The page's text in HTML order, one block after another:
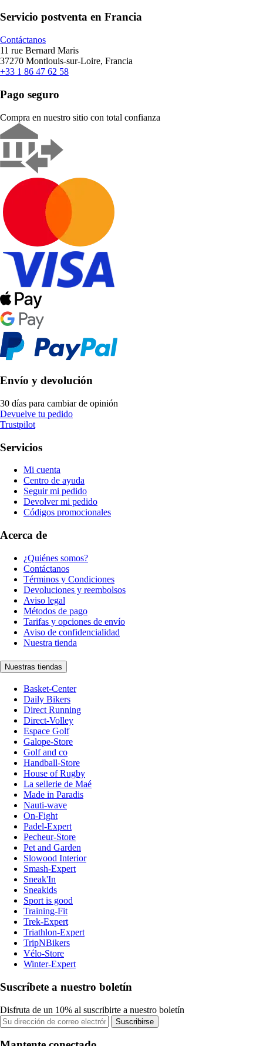
Servicio postventa en Francia
Contáctanos
11 rue Bernard Maris
37270 Montlouis-sur-Loire, Francia
+33 1 86 47 62 58
Pago seguro
Compra en nuestro sitio con total confianza
Envío y devolución
30 días para cambiar de opinión
Devuelve tu pedido
Trustpilot
Servicios
Mi cuenta
Centro de ayuda
Seguir mi pedido
Devolver mi pedido
Códigos promocionales
Acerca de
¿Quiénes somos?
Contáctanos
Términos y Condiciones
Devoluciones y reembolsos
Aviso legal
Métodos de pago
Tarifas y opciones de envío
Aviso de confidencialidad
Nuestra tienda
Nuestras tiendas
Basket-Center
Daily Bikers
Direct Running
Direct-Volley
Espace Golf
Galope-Store
Golf and co
Handball-Store
House of Rugby
La sellerie de Maé
Made in Paradis
Nauti-wave
On-Fight
Padel-Expert
Pecheur-Store
Pet and Garden
Slowood Interior
Smash-Expert
Sneak'In
Sneakids
Sport is good
Training-Fit
Trek-Expert
Triathlon-Expert
TripNBikers
Vélo-Store
Winter-Expert
Suscríbete a nuestro boletín
Disfruta de un 10% al suscribirte a nuestro boletín
Suscribirse